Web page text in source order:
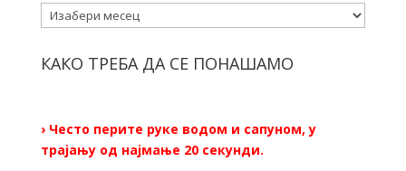
Архиве
КАКО ТРЕБА ДА СЕ ПОНАШАМО
› Често перите руке водом и сапуном, у
трајању од најмање 20 секунди.